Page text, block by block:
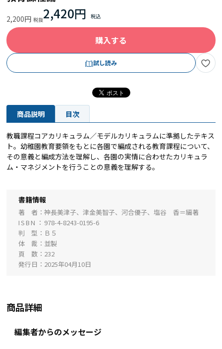
2,200円 2,420円
購入する
試し読み
商品説明 目次
教職課程コアカリキュラム／モデルカリキュラムに準拠したテキス
ト。幼稚園教育要領をもとに各園で編成される教育課程について、
その意義と編成方法を理解し、各園の実情に合わせたカリキュラ
ム・マネジメントを行うことの意義を理解する。
書籍情報
著 者
神長美津子、津金美智子、河合優子、塩谷 香＝編著
ISBN
978-4-8243-0195-6
判 型
Ｂ５
体 裁
並製
頁 数
232
発行日
2025年04月10日
商品詳細
編集者からのメッセージ